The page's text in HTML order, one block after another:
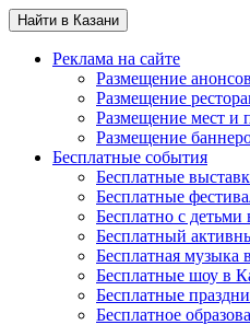
Найти в Казани
Реклама на сайте
Размещение
Размещение
Размещение мест и
Размещение
Бесплатные события
Бесплатные
Бесплатные
Бесплатно с детьми
Бесплатный
Бесплатная музыка
Бесплатные шоу в
Бесплатные
Бесплатное